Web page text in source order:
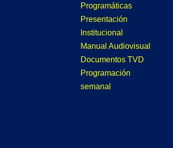
Programáticas
Presentación
Institucional
Manual Audiovisual
Documentos TVD
Programación
semanal